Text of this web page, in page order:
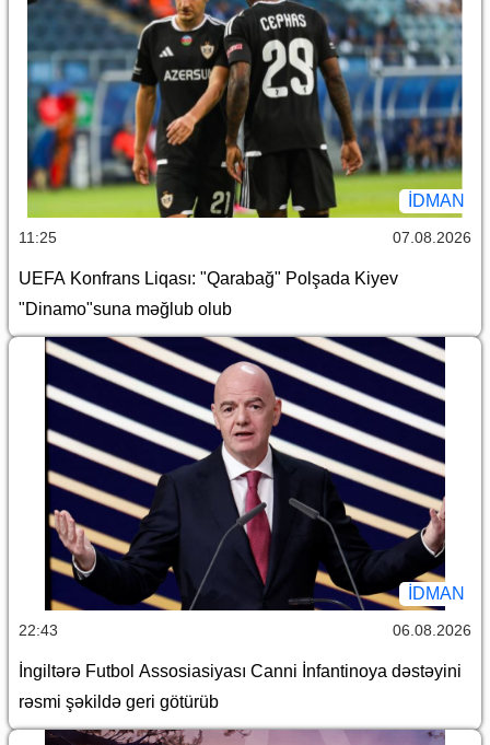
İDMAN
11:25 07.08.2026
UEFA Konfrans Liqası: "Qarabağ" Polşada Kiyev
"Dinamo"suna məğlub olub
İDMAN
22:43 06.08.2026
İngiltərə Futbol Assosiasiyası Canni İnfantinoya dəstəyini
rəsmi şəkildə geri götürüb